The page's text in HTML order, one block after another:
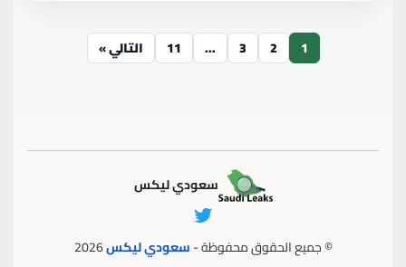
1
2
3
…
11 التالي »
سعودي ليكس
© جميع الحقوق محفوظة -سعودي ليكس2026